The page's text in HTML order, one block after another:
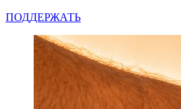
ПОДДЕРЖАТЬ